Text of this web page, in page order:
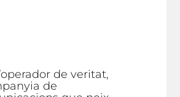
de veritat,
de